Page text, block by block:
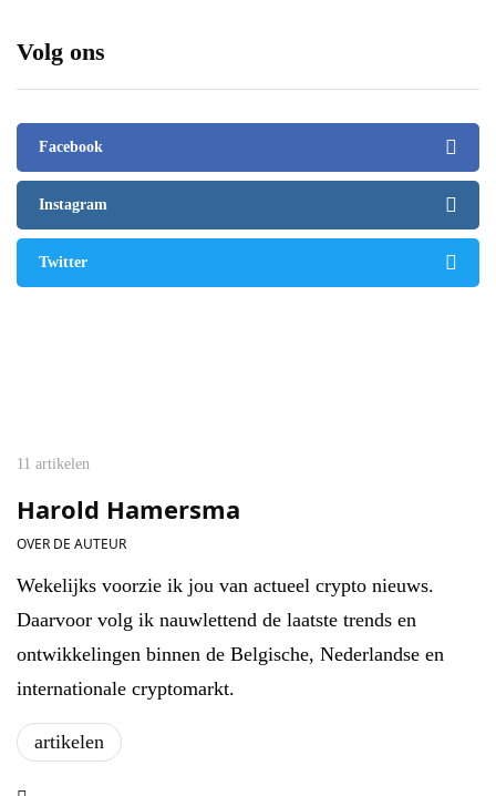
Volg ons
Facebook
Instagram
Twitter
11 artikelen
Harold Hamersma
OVER DE AUTEUR
Wekelijks voorzie ik jou van actueel crypto nieuws.
Daarvoor volg ik nauwlettend de laatste trends en
ontwikkelingen binnen de Belgische, Nederlandse en
internationale cryptomarkt.
artikelen